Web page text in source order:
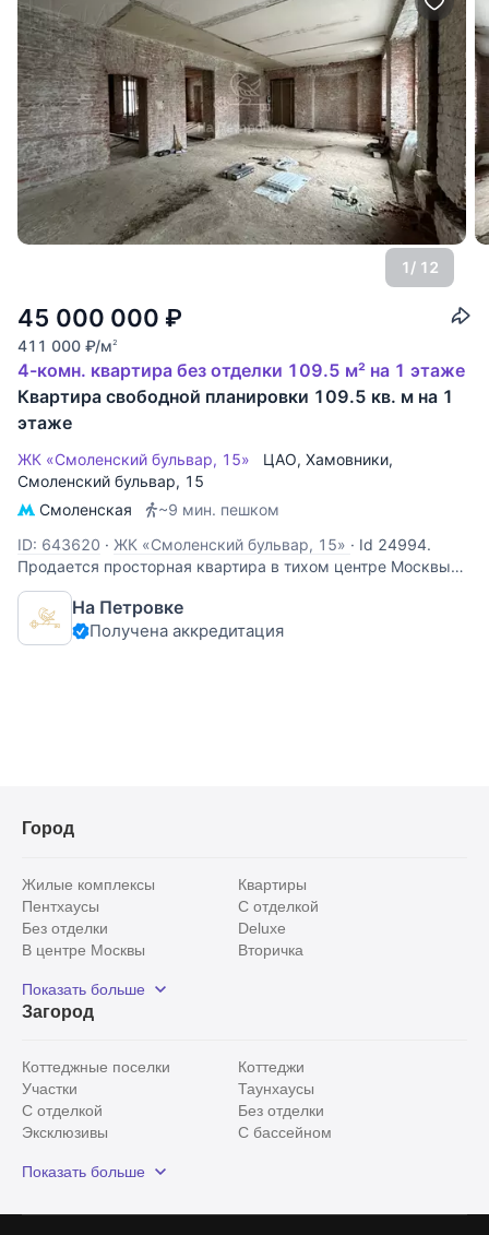
1/ 12
45 000 000 ₽
411 000 ₽/м2
4-комн. квартира без отделки 109.5 м² на 1 этаже
Квартира свободной планировки 109.5 кв. м на 1
этаже
ЖК «Смоленский бульвар, 15» ЦАО, Хамовники,
Смоленский бульвар, 15
Смоленская
~9 мин. пешком
ID: 643620 · ЖК «Смоленский бульвар, 15» · Id 24994.
Продается просторная квартира в тихом центре Москвы
на Садовом кольце в пешей доступности до трех станции
метро Смоленская, Киевская и Парк Культуры. До ул.
Арбат 6 минут ходьбы. ВАЖНО: Дом после капитального
На Петровке
Получена аккредитация
Город
Жилые комплексы
Квартиры
Пентхаусы
С отделкой
Без отделки
Deluxe
В центре Москвы
Вторичка
Рядом с парком
С панорамными окнами
Показать больше
Загород
Коттеджные поселки
Коттеджи
Участки
Таунхаусы
С отделкой
Без отделки
Эксклюзивы
С бассейном
Красногорский район
Показать больше